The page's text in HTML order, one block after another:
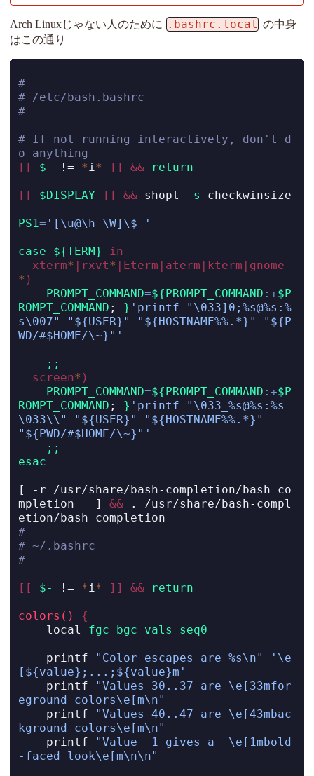
Arch Linuxじゃない人のために .bashrc.local の中身
はこの通り
#
# /etc/bash.bashrc
#
# If not running interactively, don't d
o anything
[[
$- != * i * ]] && return
[[ $DISPLAY ]] && shopt -s checkwinsize
PS1= '[\u@\h \W]\$ '
case ${TERM}
in
xterm* | rxvt* | Eterm | aterm | kterm | gnome
* )
PROMPT_COMMAND=${PROMPT_COMMAND :+$P
ROMPT_COMMAND ; } 'printf "\033]0;%s@%s:%
s\007" "${USER}" "${HOSTNAME%%.*}" "${P
WD/#$HOME/\~}"'
;;
screen* )
PROMPT_COMMAND=${PROMPT_COMMAND :+$P
ROMPT_COMMAND ; } 'printf "\033_%s@%s:%s
\033\\" "${USER}" "${HOSTNAME%%.*}"
"${PWD/#$HOME/\~}"'
;;
esac
[ -r /usr/share/bash-completion/bash_co
mpletion
] && .
/usr/share/bash-compl
etion/bash_completion
#
# ~/.bashrc
#
[[ $- != * i * ]] && return
colors()
{
local
fgc bgc vals seq0
printf "Color escapes are %s\n"
'\e
[${value};...;${value}m'
printf
"Values 30..37 are \e[33mfor
eground colors\e[m\n"
printf
"Values 40..47 are \e[43mbac
kground colors\e[m\n"
printf
"Value  1 gives a  \e[1mbold
-faced look\e[m\n\n"